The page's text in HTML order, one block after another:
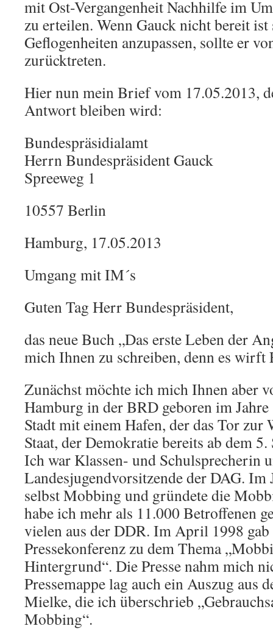
mit Ost-Vergangenheit Nachhilfe im
zu erteilen. Wenn Gauck nicht bereit
Geflogenheiten anzupassen, sollte er
zurücktreten.
Hier nun mein Brief vom 17.05.2013,
Antwort bleiben wird:
Bundespräsidialamt
Herrn Bundespräsident Gauck
Spreeweg 1
10557 Berlin
Hamburg, 17.05.2013
Umgang mit IM´s
Guten Tag Herr Bundespräsident,
das neue Buch „Das erste Leben der
mich Ihnen zu schreiben, denn es wirft
Zunächst möchte ich mich Ihnen aber
Hamburg in der BRD geboren im
Stadt mit einem Hafen, der das Tor zur
Staat, der Demokratie bereits ab dem
Ich war Klassen- und Schulsprecherin
Landesjugendvorsitzende der DAG. Im
selbst Mobbing und gründete die
habe ich mehr als 11.000 Betroffenen
vielen aus der DDR. Im April 1998 gab
Pressekonferenz zu dem Thema
Hintergrund“. Die Presse nahm mich
Pressemappe lag auch ein Auszug aus
Mielke, die ich überschrieb
Mobbing“.